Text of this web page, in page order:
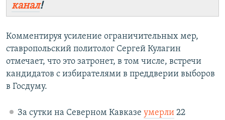
канал!
Комментируя усиление ограничительных мер,
ставропольский политолог Сергей Кулагин
отмечает, что это затронет, в том числе, встречи
кандидатов с избирателями в преддверии выборов
в Госдуму.
За сутки на Северном Кавказе умерли22